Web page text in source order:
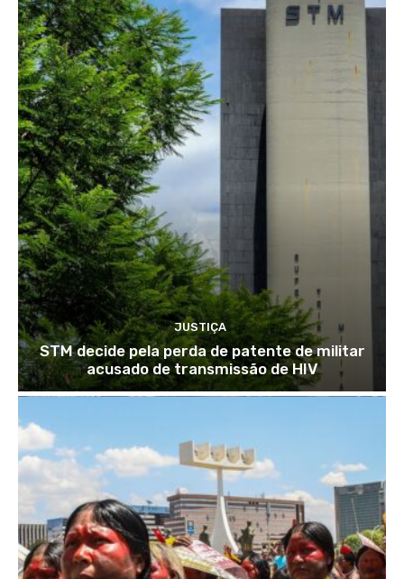
JUSTIÇA
STM decide pela perda de patente de militar
acusado de transmissão de HIV